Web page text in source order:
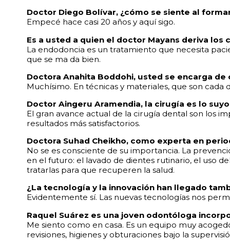
Doctor Diego Bolívar, ¿cómo se siente al
Empecé hace casi 20 años y aquí sigo.
Es a usted a quien el doctor Mayans deriva
La endodoncia es un tratamiento que necesita
que se ma da bien.
Doctora Anahita Boddohi, usted se encarga
Muchísimo. En técnicas y materiales, que son cada
Doctor Aingeru Aramendia, la cirugía es lo
El gran avance actual de la cirugía dental son los
resultados más satisfactorios.
Doctora Suhad Cheikho, como experta en
No se es consciente de su importancia. La
en el futuro: el lavado de dientes rutinario, el uso
tratarlas para que recuperen la salud.
¿La tecnología y la innovación han llegado
Evidentemente sí. Las nuevas tecnologías nos
Raquel Suárez es una joven odontóloga
Me siento como en casa. Es un equipo muy
revisiones, higienes y obturaciones bajo la